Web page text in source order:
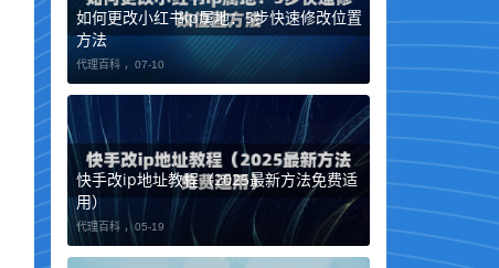
如何更改小红书ip属地：5步快速修改位置
方法
代理百科 ， 07-10
快手改ip地址教程（2025最新方法免费适
用）
代理百科 ，05-19